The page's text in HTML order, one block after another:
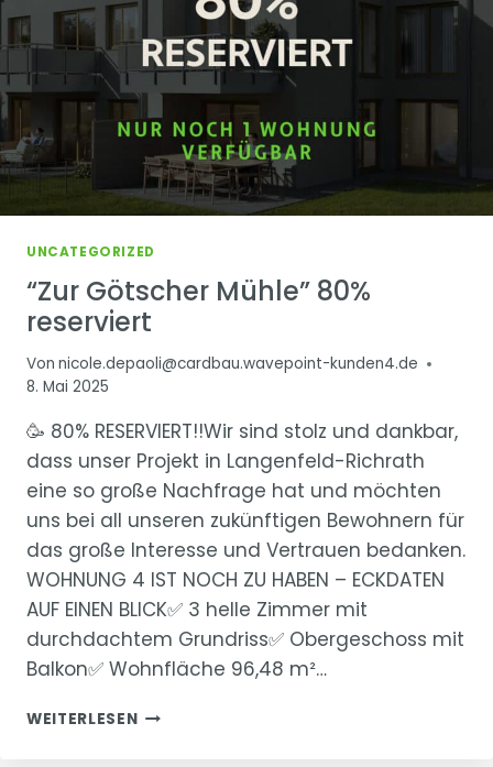
UNCATEGORIZED
“Zur Götscher Mühle” 80%
reserviert
Von nicole.depaoli@cardbau.wavepoint-kunden4.de
8. Mai 2025
🥳 80% RESERVIERT!!Wir sind stolz und dankbar,
dass unser Projekt in Langenfeld-Richrath
eine so große Nachfrage hat und möchten
uns bei all unseren zukünftigen Bewohnern für
das große Interesse und Vertrauen bedanken.
WOHNUNG 4 IST NOCH ZU HABEN – ECKDATEN
AUF EINEN BLICK✅ 3 helle Zimmer mit
durchdachtem Grundriss✅ Obergeschoss mit
Balkon✅ Wohnfläche 96,48 m²…
WEITERLESEN“ZUR